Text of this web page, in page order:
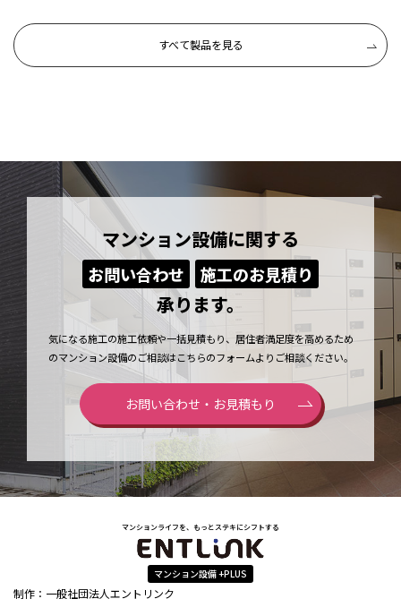
すべて製品を見る
マンション設備に関する
お問い合わせ 施工のお見積り
承ります。
気になる施工の施工依頼や一括見積もり、居住者満足度を高めるため
のマンション設備のご相談はこちらのフォームよりご相談ください。
お問い合わせ・お見積もり
マンションライフを、もっとステキにシフトする
マンション設備 +PLUS
制作：一般社団法人エントリンク